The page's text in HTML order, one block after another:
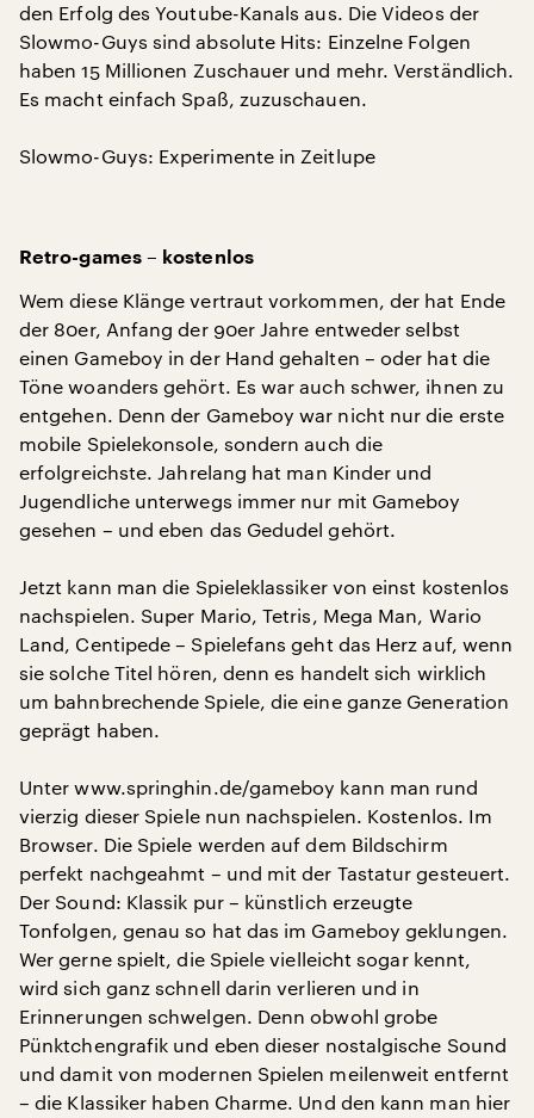
den Erfolg des Youtube-Kanals aus. Die Videos der
Slowmo-Guys sind absolute Hits: Einzelne Folgen
haben 15 Millionen Zuschauer und mehr. Verständlich.
Es macht einfach Spaß, zuzuschauen.
Slowmo-Guys: Experimente in Zeitlupe
Retro-games – kostenlos
Wem diese Klänge vertraut vorkommen, der hat Ende
der 80er, Anfang der 90er Jahre entweder selbst
einen Gameboy in der Hand gehalten – oder hat die
Töne woanders gehört. Es war auch schwer, ihnen zu
entgehen. Denn der Gameboy war nicht nur die erste
mobile Spielekonsole, sondern auch die
erfolgreichste. Jahrelang hat man Kinder und
Jugendliche unterwegs immer nur mit Gameboy
gesehen – und eben das Gedudel gehört.
Jetzt kann man die Spieleklassiker von einst kostenlos
nachspielen. Super Mario, Tetris, Mega Man, Wario
Land, Centipede – Spielefans geht das Herz auf, wenn
sie solche Titel hören, denn es handelt sich wirklich
um bahnbrechende Spiele, die eine ganze Generation
geprägt haben.
Unter www.springhin.de/gameboy kann man rund
vierzig dieser Spiele nun nachspielen. Kostenlos. Im
Browser. Die Spiele werden auf dem Bildschirm
perfekt nachgeahmt – und mit der Tastatur gesteuert.
Der Sound: Klassik pur – künstlich erzeugte
Tonfolgen, genau so hat das im Gameboy geklungen.
Wer gerne spielt, die Spiele vielleicht sogar kennt,
wird sich ganz schnell darin verlieren und in
Erinnerungen schwelgen. Denn obwohl grobe
Pünktchengrafik und eben dieser nostalgische Sound
und damit von modernen Spielen meilenweit entfernt
– die Klassiker haben Charme. Und den kann man hier